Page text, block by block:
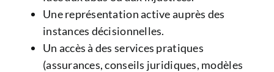
Une représentation active auprès des
instances décisionnelles.
Un accès à des services pratiques
(assurances, conseils juridiques, modèles